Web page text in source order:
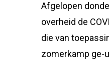
Afgelopen
overheid de
die van
zomerkamp ge-